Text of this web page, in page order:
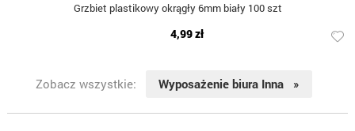
Grzbiet plastikowy okrągły 6mm biały 100 szt
4,99 zł
Zobacz wszystkie: Wyposażenie biura Inna »